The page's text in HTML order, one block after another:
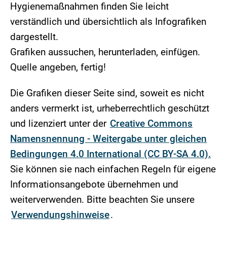
Hygienemaßnahmen finden Sie leicht
verständlich und übersichtlich als Infografiken
dargestellt.
Grafiken aussuchen, herunterladen, einfügen.
Quelle angeben, fertig!
Die Grafiken dieser Seite sind, soweit es nicht
anders vermerkt ist, urheberrechtlich geschützt
und lizenziert unter der Creative Commons
Namensnennung - Weitergabe unter gleichen
Bedingungen 4.0 International (CC BY-SA 4.0).
Sie können sie nach einfachen Regeln für eigene
Informationsangebote übernehmen und
weiterverwenden. Bitte beachten Sie unsere
Verwendungshinweise.